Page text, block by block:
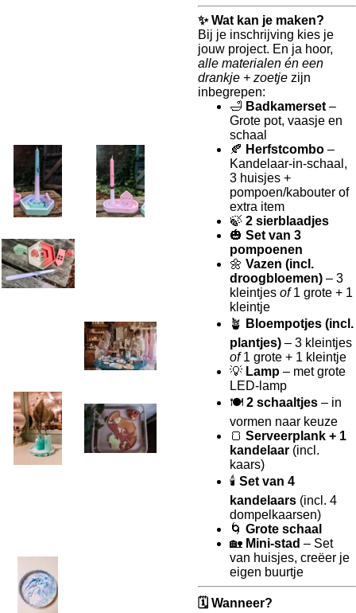
✨ Wat kan je maken?
Bij je inschrijving kies je
jouw project. En ja hoor,
alle materialen én een
drankje + zoetje zijn
inbegrepen:
🛁 Badkamerset –
Grote pot, vaasje en
schaal
🍂 Herfstcombo –
Kandelaar-in-schaal,
3 huisjes +
pompoen/kabouter of
extra item
🍃 2 sierblaadjes
🎃 Set van 3
pompoenen
🌼 Vazen (incl.
droogbloemen) – 3
kleintjes of1 grote + 1
kleintje
🪴 Bloempotjes (incl.
plantjes) – 3 kleintjes
of1 grote + 1 kleintje
💡 Lamp – met grote
LED-lamp
🍽️ 2 schaaltjes – in
vormen naar keuze
🍞 Serveerplank + 1
kandelaar (incl.
kaars)
🕯️ Set van 4
kandelaars (incl. 4
dompelkaarsen)
🌀 Grote schaal
🏡 Mini-stad – Set
van huisjes, creëer je
eigen buurtje
🗓️ Wanneer?